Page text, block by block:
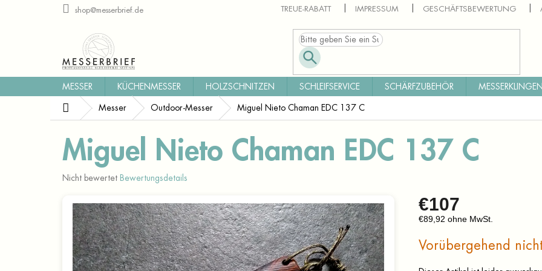
shop@messerbrief.de TREUE-RABATT IMPRESSUM GESCHÄFTSBEWERTUNG
MESSER KÜCHENMESSER HOLZSCHNITZEN SCHLEIFSERVICE SCHÄRFZUBEHÖR
StartseiteMesser Outdoor-Messer Miguel Nieto Chaman EDC 137 C
Miguel Nieto Chaman EDC 137 C
Die
0,0
von
Sternen.
Nicht bewertet Bewertungsdetails
€107
€89,92 ohne MwSt.
Vorübergehend